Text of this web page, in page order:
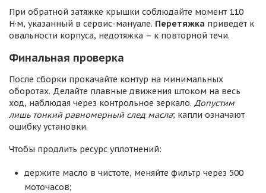
При обратной затяжке крышки соблюдайте момент 110
Н·м, указанный в сервис-мануале. Перетяжка приведёт к
овальности корпуса, недотяжка – к повторной течи.
Финальная проверка
После сборки прокачайте контур на минимальных
оборотах. Делайте плавные движения штоком на весь
ход, наблюдая через контрольное зеркало. Допустим
лишь тонкий равномерный след масла; капли означают
ошибку установки.
Чтобы продлить ресурс уплотнений:
держите масло в чистоте, меняйте фильтр через 500
моточасов;